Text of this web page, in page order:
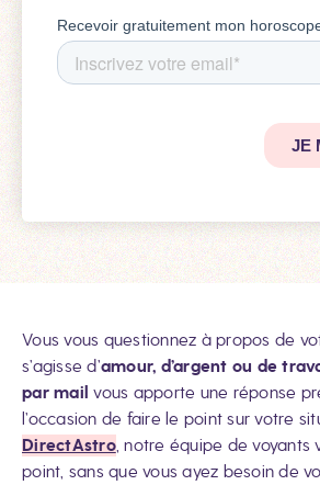
Vous vous questionnez à propos de
s’agisse d’amour, d’argent ou de
par mail vous apporte une réponse
l’occasion de faire le point sur votre
DirectAstro, notre équipe de voyants
point, sans que vous ayez besoin de